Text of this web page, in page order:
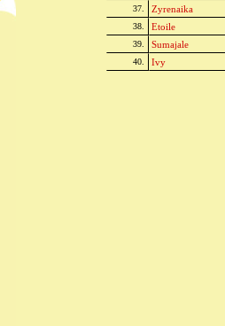
37. Zyrenaika
38. Etoile
39. Sumajale
40. Ivy